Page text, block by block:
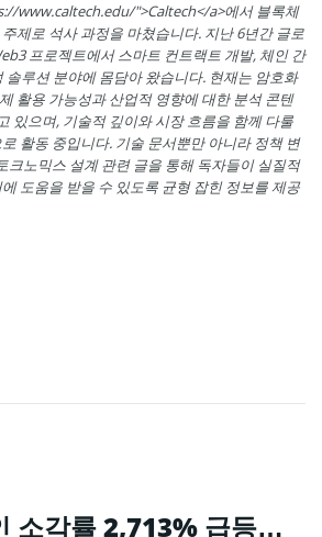
www.caltech.edu/">Caltech</a>에서 블록체
제로 석사 과정을 마쳤습니다. 지난 6년간 글로
프로젝트에서 스마트 컨트랙트 개발, 체인 간
솔루션 분야에 몸담아 왔습니다. 현재는 암호화
활용 가능성과 산업적 영향에 대한 분석 콘텐
있으며, 기술적 깊이와 시장 흐름을 함께 다룰
활동 중입니다. 기술 문서뿐만 아니라 정책 변
크노믹스 설계 관련 글을 통해 독자들이 실질적
도움을 받을 수 있도록 균형 잡힌 정보를 제공
소각률 2,713% 급등…